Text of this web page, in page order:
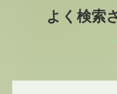
よく検索